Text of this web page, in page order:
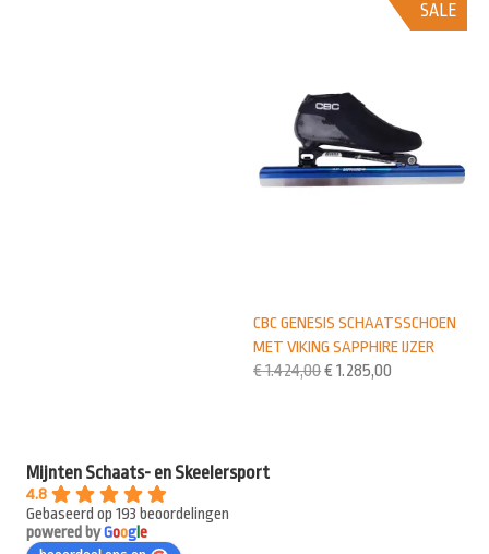
SALE
CBC GENESIS SCHAATSSCHOEN
MET VIKING SAPPHIRE IJZER
€1.424,00€ 1.285,00
Mijnten Schaats- en Skeelersport
4.8
Gebaseerd op 193 beoordelingen
powered byGoogle